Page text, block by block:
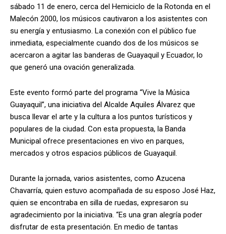
sábado 11 de enero, cerca del Hemiciclo de la Rotonda en el
Malecón 2000, los músicos cautivaron a los asistentes con
su energía y entusiasmo. La conexión con el público fue
inmediata, especialmente cuando dos de los músicos se
acercaron a agitar las banderas de Guayaquil y Ecuador, lo
que generó una ovación generalizada.
Este evento formó parte del programa “Vive la Música
Guayaquil”, una iniciativa del Alcalde Aquiles Álvarez que
busca llevar el arte y la cultura a los puntos turísticos y
populares de la ciudad. Con esta propuesta, la Banda
Municipal ofrece presentaciones en vivo en parques,
mercados y otros espacios públicos de Guayaquil.
Durante la jornada, varios asistentes, como Azucena
Chavarría, quien estuvo acompañada de su esposo José Haz,
quien se encontraba en silla de ruedas, expresaron su
agradecimiento por la iniciativa. “Es una gran alegría poder
disfrutar de esta presentación. En medio de tantas